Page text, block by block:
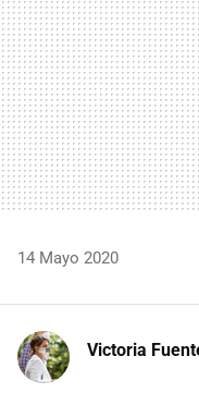
14 Mayo 2020
Victoria